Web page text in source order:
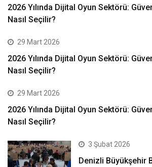
2026 Yılında Dijital Oyun Sektörü:
Nasıl Seçilir?
29 Mart 2026
2026 Yılında Dijital Oyun Sektörü:
Nasıl Seçilir?
29 Mart 2026
2026 Yılında Dijital Oyun Sektörü:
Nasıl Seçilir?
3 Şubat 2026
Denizli Büyükşehir